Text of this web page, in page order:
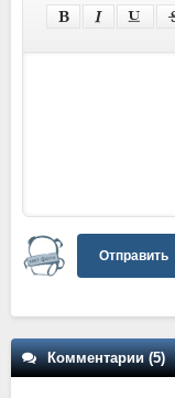
Отправить
Комментарии (5)